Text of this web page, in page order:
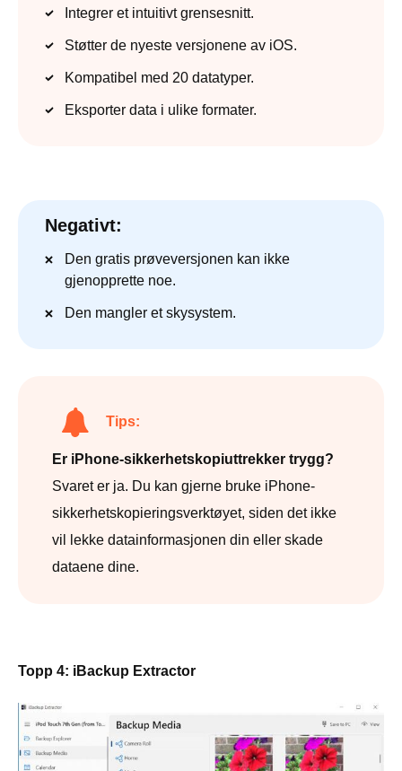
Integrer et intuitivt grensesnitt.
Støtter de nyeste versjonene av iOS.
Kompatibel med 20 datatyper.
Eksporter data i ulike formater.
Negativt:
Den gratis prøveversjonen kan ikke
gjenopprette noe.
Den mangler et skysystem.
Tips:
Er iPhone-sikkerhetskopiuttrekker trygg?
Svaret er ja. Du kan gjerne bruke iPhone-
sikkerhetskopieringsverktøyet, siden det ikke
vil lekke datainformasjonen din eller skade
dataene dine.
Topp 4: iBackup Extractor